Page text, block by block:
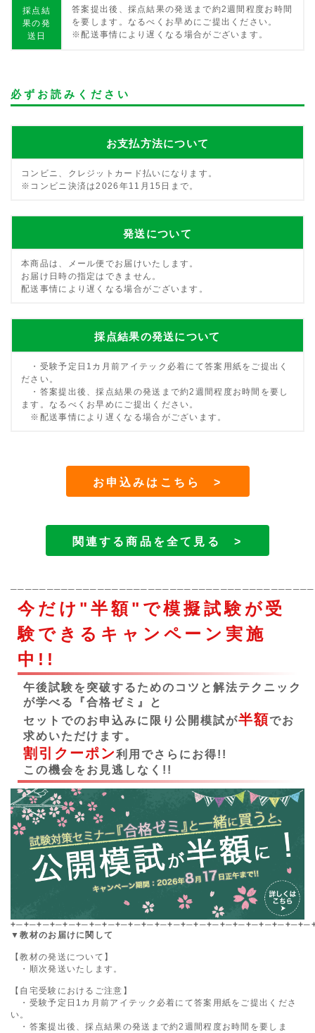
採点結
果の発
送日
答案提出後、採点結果の発送まで約2週間程度お時間
を要します。なるべくお早めにご提出ください。
※配送事情により遅くなる場合がございます。
必ずお読みください
お支払方法について
コンビニ、クレジットカード払いになります。
※コンビニ決済は2026年11月15日まで。
発送について
本商品は、メール便でお届けいたします。
お届け日時の指定はできません。
配送事情により遅くなる場合がございます。
採点結果の発送について
・受験予定日1カ月前アイテック必着にて答案用紙をご提出く
ださい。
・答案提出後、採点結果の発送まで約2週間程度お時間を要し
ます。なるべくお早めにご提出ください。
※配送事情により遅くなる場合がございます。
お申込みはこちら >
関連する商品を全て見る >
今だけ"半額"で模擬試験が受
験できるキャンペーン実施
中!!
午後試験を突破するためのコツと解法テクニック
が学べる『合格ゼミ』と
セットでのお申込みに限り公開模試が半額でお
求めいただけます。
割引クーポン利用でさらにお得!!
この機会をお見逃しなく!!
▼教材のお届けに関して
【教材の発送について】
・順次発送いたします。
【自宅受験におけるご注意】
・受験予定日1カ月前アイテック必着にて答案用紙をご提出くださ
い。
・答案提出後、採点結果の発送まで約2週間程度お時間を要しま